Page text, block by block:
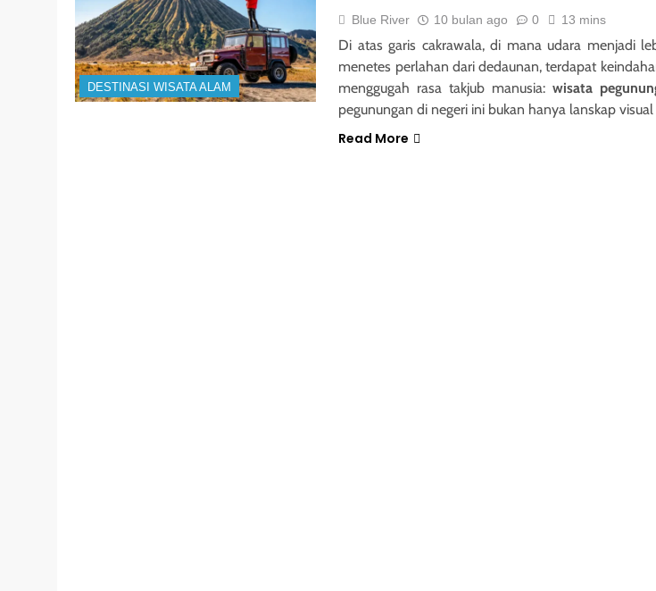
DESTINASI WISATA ALAM
Blue River 10 bulan ago 0 13 mins
Di atas garis cakrawala, di mana udara menjadi
menetes perlahan dari dedaunan, terdapat
menggugah rasa takjub manusia:wisata
pegunungan di negeri ini bukan hanya lanskap
Read More